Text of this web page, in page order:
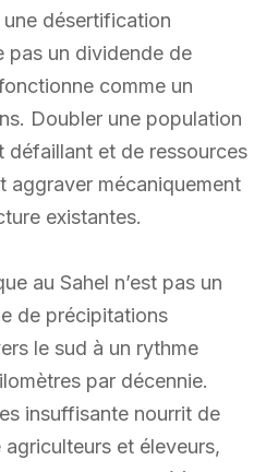
désertification
pas un dividende de
comme un
Doubler une population
défaillant et de ressources
aggraver mécaniquement
existantes.
au Sahel n’est pas un
de précipitations
le sud à un rythme
par décennie.
insuffisante nourrit de
et éleveurs,